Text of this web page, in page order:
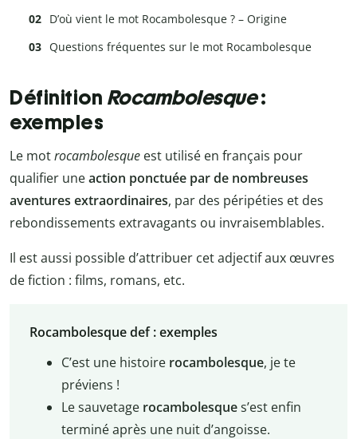
D’où vient le mot Rocambolesque ? – Origine
Questions fréquentes sur le mot Rocambolesque
Définition Rocambolesque:
exemples
Le motrocambolesque est utilisé en français pour
qualifier uneaction ponctuée par de nombreuses
aventures extraordinaires, par des péripéties et des
rebondissements extravagants ou invraisemblables.
Il est aussi possible d’attribuer cet adjectif aux œuvres
de fiction : films, romans, etc.
Rocambolesque def : exemples
C’est une histoire rocambolesque, je te
préviens !
Le sauvetage rocambolesques’est enfin
terminé après une nuit d’angoisse.